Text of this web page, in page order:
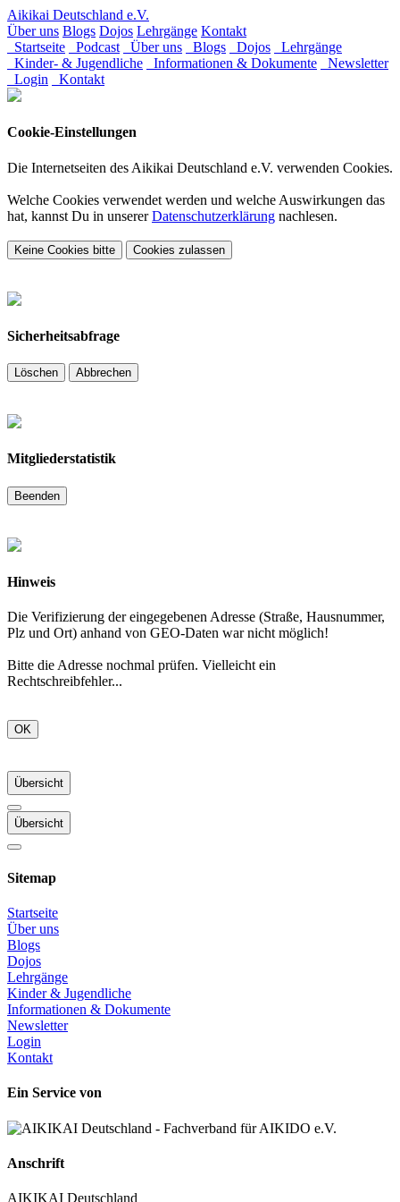
Aikikai Deutschland e.V.
Über uns Blogs Dojos Lehrgänge Kontakt
Startseite
Podcast Über uns Blogs Dojos
Lehrgänge
Kinder- & Jugendliche
Informationen & Dokumente
Newsletter
Login
Kontakt
Cookie-Einstellungen
Die Internetseiten des Aikikai Deutschland e.V. verwenden Cookies.
Welche Cookies verwendet werden und welche Auswirkungen das
hat, kannst Du in unsererDatenschutzerklärung nachlesen.
Keine Cookies bitte Cookies zulassen
Sicherheitsabfrage
Löschen Abbrechen
Mitgliederstatistik
Beenden
Hinweis
Die Verifizierung der eingegebenen Adresse (Straße, Hausnummer,
Plz und Ort) anhand von GEO-Daten war nicht möglich!
Bitte die Adresse nochmal prüfen. Vielleicht ein
Rechtschreibfehler...
OK
Übersicht
Übersicht
Sitemap
Startseite
Über uns
Blogs
Dojos
Lehrgänge
Kinder & Jugendliche
Informationen & Dokumente
Newsletter
Login
Kontakt
Ein Service von
Anschrift
AIKIKAI Deutschland